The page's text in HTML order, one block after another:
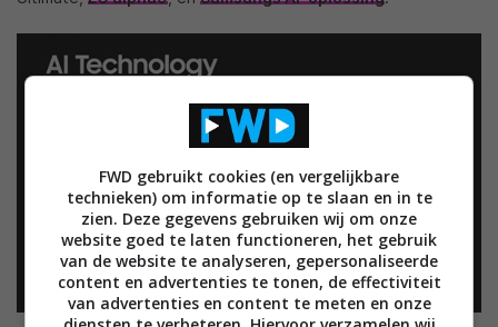
FWD gebruikt cookies (en vergelijkbare
technieken) om informatie op te slaan en in te
zien. Deze gegevens gebruiken wij om onze
website goed te laten functioneren, het gebruik
van de website te analyseren, gepersonaliseerde
content en advertenties te tonen, de effectiviteit
van advertenties en content te meten en onze